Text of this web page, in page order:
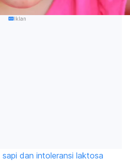
Iklan
sapi dan intoleransi laktosa